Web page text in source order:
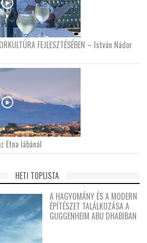
FEJLESZTÉSÉBEN – István Nádor
Etna lábánál
HETI TOPLISTA
A HAGYOMÁNY ÉS A MODERN
ÉPÍTÉSZET TALÁLKOZÁSA A
GUGGENHEIM ABU DHABIBAN